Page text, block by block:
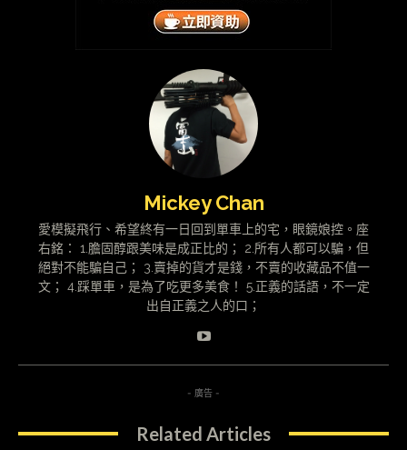
Mickey Chan
愛模擬飛行、希望終有一日回到單車上的宅，眼鏡娘控。座
右銘： 1.膽固醇跟美味是成正比的； 2.所有人都可以騙，但
絕對不能騙自己； 3.賣掉的貨才是錢，不賣的收藏品不值一
文； 4.踩單車，是為了吃更多美食！ 5.正義的話語，不一定
出自正義之人的口；
- 廣告 -
Related Articles